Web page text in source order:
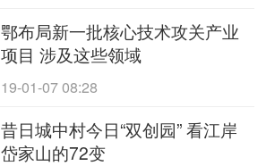
鄂布局新一批核心技术攻关产业
项目 涉及这些领域
19-01-07 08:28
昔日城中村今日“双创园” 看江岸
岱家山的72变